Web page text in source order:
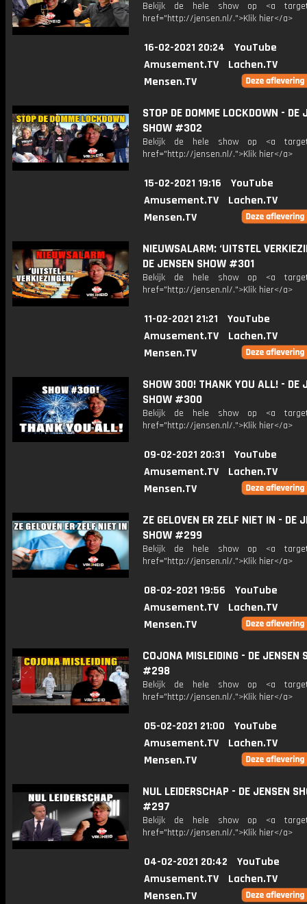
Bekijk de hele show op <a
href="http://jensen.nl/.">Klik hier</a>
16-02-2021 20:24
YouTube
Amusement.TV
Lachen.TV
Mensen.TV
STOP DE DOMME LOCKDOWN - DE
SHOW #302
Bekijk de hele show op <a
href="http://jensen.nl/.">Klik hier</a>
15-02-2021 19:16
YouTube
Amusement.TV
Lachen.TV
Mensen.TV
NIEUWSALARM: ‘UITSTEL
DE JENSEN SHOW #301
Bekijk de hele show op <a
href="http://jensen.nl/.">Klik hier</a>
11-02-2021 21:21
YouTube
Amusement.TV
Lachen.TV
Mensen.TV
SHOW 300! THANK YOU ALL! - DE
SHOW #300
Bekijk de hele show op <a
href="http://jensen.nl/.">Klik hier</a>
09-02-2021 20:31
YouTube
Amusement.TV
Lachen.TV
Mensen.TV
ZE GELOVEN ER ZELF NIET IN - DE
SHOW #299
Bekijk de hele show op <a
href="http://jensen.nl/.">Klik hier</a>
08-02-2021 19:56
YouTube
Amusement.TV
Lachen.TV
Mensen.TV
COJONA MISLEIDING - DE JENSEN
#298
Bekijk de hele show op <a
href="http://jensen.nl/.">Klik hier</a>
05-02-2021 21:00
YouTube
Amusement.TV
Lachen.TV
Mensen.TV
NUL LEIDERSCHAP - DE JENSEN
#297
Bekijk de hele show op <a
href="http://jensen.nl/.">Klik hier</a>
04-02-2021 20:42
YouTube
Amusement.TV
Lachen.TV
Mensen.TV